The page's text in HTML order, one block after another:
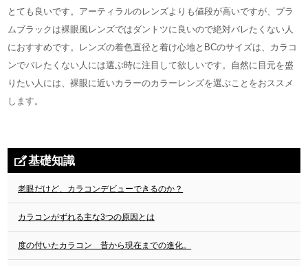
とても良いです。アーティラルのレンズよりも値段が高いですが、プラ
ムブラックは裸眼風レンズではダントツに良いので絶対バレたくない人
におすすめです。レンズの着色直径と着け心地とBCのサイズは、カラコ
ンでバレたくない人には選ぶ時に注目して欲しいです。自然に目元を盛
りたい人には、裸眼に近いカラーのカラーレンズを選ぶことをおススメ
します。
基礎知識
老眼だけど、カラコンデビューできるのか？
カラコンがずれる主な3つの原因とは
度の付いたカラコン 昔から現在までの進化。